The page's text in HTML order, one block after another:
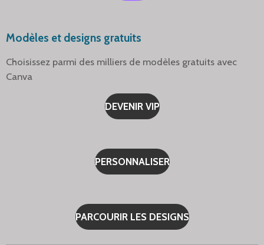
Modèles et designs gratuits
Choisissez parmi des milliers de modèles gratuits avec
Canva
DEVENIR VIP
PERSONNALISER
PARCOURIR LES DESIGNS